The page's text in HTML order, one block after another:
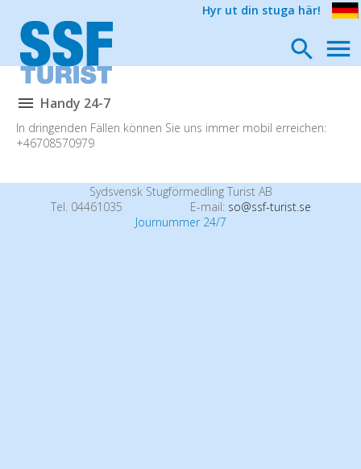
Hyr ut din stuga här!
Handy 24-7
In dringenden Fällen können Sie uns immer mobil erreichen:
+46708570979
Sydsvensk Stugförmedling Turist AB
Tel. 04461035
E-mail: so@ssf-turist.se
Journummer 24/7